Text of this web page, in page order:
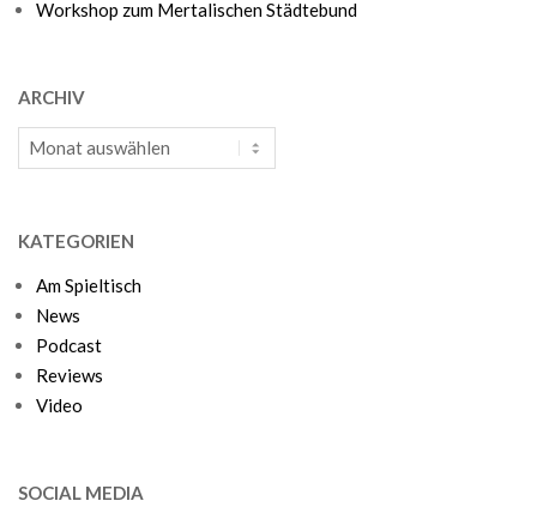
Workshop zum Mertalischen Städtebund
ARCHIV
Archiv
KATEGORIEN
Am Spieltisch
News
Podcast
Reviews
Video
SOCIAL MEDIA